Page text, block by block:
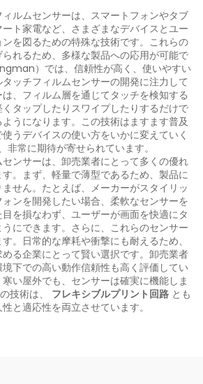
ルムセンサーは、スマートフォンやタブ
ト家電など、さまざまなデバイスとユー
を図るための特殊な技術です。これらの
れるため、多様な製品への応用が可能で
）では、信頼性が高く、使いやすい
ッチフィルムセンサーの開発に注力して
、フィルム層を通じてタッチを検知する
タップしたりスワイプしたりするだけで
うになります。この技術はますます普及
うデバイスの使い方をいかに変えていく
非常に期待が寄せられています。
ンサーは、卸売業者にとって多くの優れ
。まず、軽量で薄型であるため、製品に
せん。たとえば、メーカーがスタイリッ
ンを開発したい場合、柔軟なセンサーを
を損なわず、ユーザーが画面を快適にタ
にできます。さらに、これらのセンサー
。日常的な摩耗や衝撃にも耐えるため、
る企業にとって賢い選択です。卸売業者
下での高い動作信頼性も高く評価してい
い屋外でも、センサーは確実に機能しま
技術は、 フレキシブルプリント回路 とも
と適応性を両立させています。